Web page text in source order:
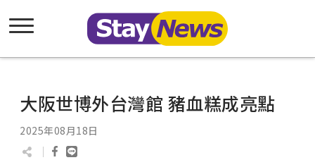
大阪世博外台灣館 豬血糕成亮點
2025年08月18日